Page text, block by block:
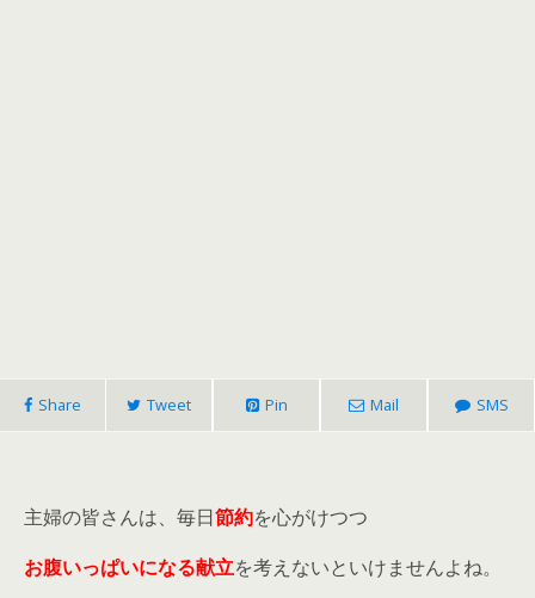
Share Tweet Pin Mail SMS
主婦の皆さんは、毎日節約を心がけつつ
お腹いっぱいになる献立を考えないといけませんよね。